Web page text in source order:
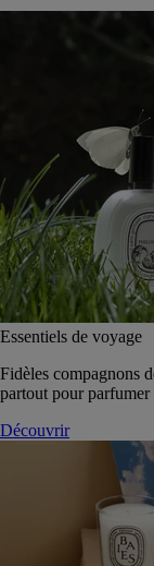
Essentiels de voyage
Fidèles compagnons
partout pour parfumer
Découvrir